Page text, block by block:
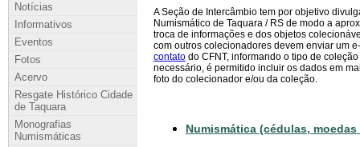
Notícias
Informativos
Eventos
Fotos
Acervo
Resgate Histórico Cidade
de Taquara
Monografias
Numismáticas
A Seção de Intercâmbio tem por objetivo
Numismático de Taquara / RS de modo a
troca de informações e dos objetos
com outros colecionadores devem enviar um
contato do CFNT, informando o tipo de
necessário, é permitido incluir os dados em
foto do colecionador e/ou da coleção.
Numismática (cédulas, moedas